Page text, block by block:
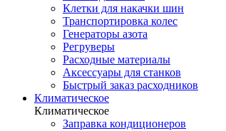
Клетки для накачки шин
Транспортировка колес
Генераторы азота
Регруверы
Расходные материалы
Аксессуары для станков
Быстрый заказ расходников
Климатическое
Климатическое
Заправка кондиционеров